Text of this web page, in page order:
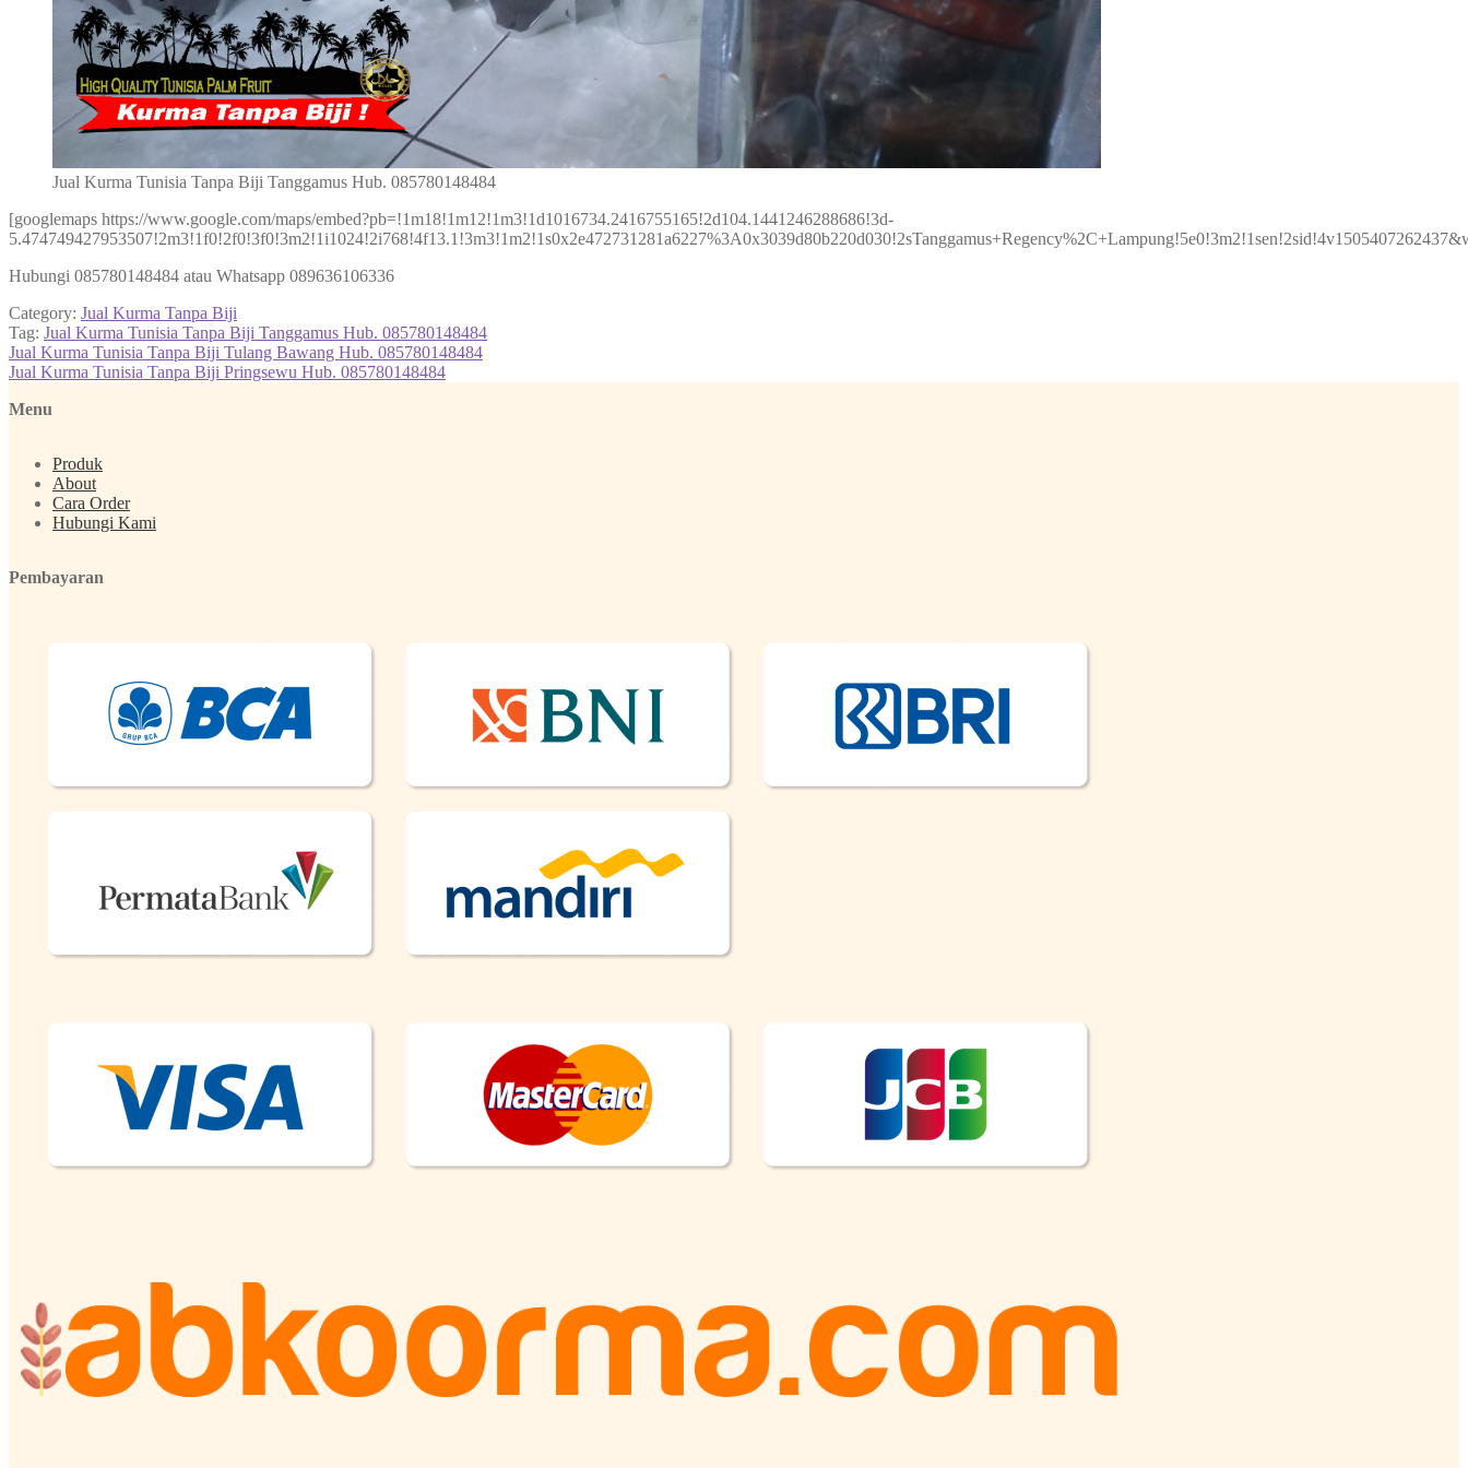
Jual Kurma Tunisia Tanpa Biji Tanggamus Hub. 085780148484
[googlemaps https://www.google.com/maps/embed?pb=!1m18!1m12!1m3!1d1016734.2416755165!2d104.1441246288686!3d-
Hubungi 085780148484 atau Whatsapp 089636106336
Category: Jual Kurma Tanpa Biji
Tag: Jual Kurma Tunisia Tanpa Biji Tanggamus Hub. 085780148484
Post
navigation
Previous
post:
Jual Kurma Tunisia Tanpa Biji Tulang Bawang Hub. 085780148484
Next
Jual Kurma Tunisia Tanpa Biji Pringsewu Hub. 085780148484
Menu
Produk
About
Cara Order
Hubungi Kami
Pembayaran